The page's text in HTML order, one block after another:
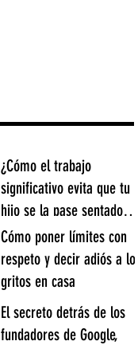
¿Cómo el trabajo
significativo evita que tu
hijo se la pase sentado
memorizando todo el día?
Adrian Rodriguez
25 may
Cómo poner límites con
respeto y decir adiós a los
gritos en casa
Adrian Rodriguez
21 may
2 min de lectura
El secreto detrás de los
fundadores de Google,